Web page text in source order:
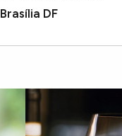
Brasília DF